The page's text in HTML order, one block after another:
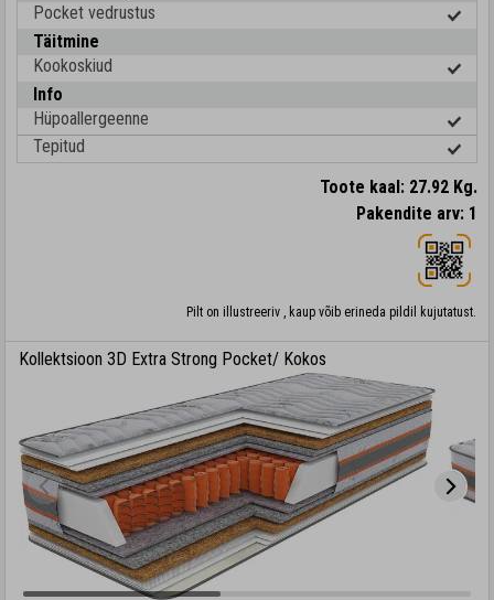
Pocket vedrustus
Täitmine
Kookoskiud
Info
Hüpoallergeenne
Tepitud
Toote kaal: 27.92 Kg.
Pakendite arv: 1
Pilt on illustreeriv , kaup võib erineda pildil kujutatust.
Kollektsioon 3D Extra Strong Pocket/ Kokos